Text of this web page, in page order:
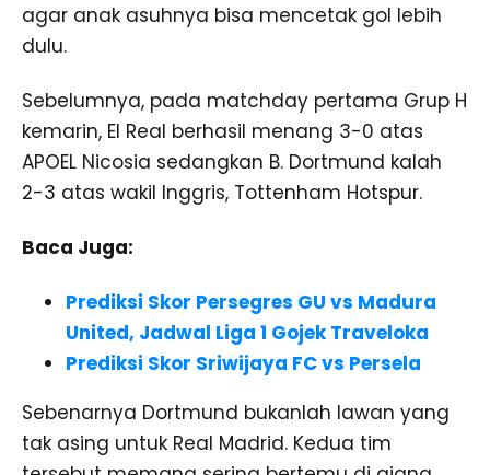
agar anak asuhnya bisa mencetak gol lebih
dulu.
Sebelumnya, pada matchday pertama Grup H
kemarin, El Real berhasil menang 3-0 atas
APOEL Nicosia sedangkan B. Dortmund kalah
2-3 atas wakil Inggris, Tottenham Hotspur.
Baca Juga:
Prediksi Skor Persegres GU vs Madura
United, Jadwal Liga 1 Gojek Traveloka
Prediksi Skor Sriwijaya FC vs Persela
Sebenarnya Dortmund bukanlah lawan yang
tak asing untuk Real Madrid. Kedua tim